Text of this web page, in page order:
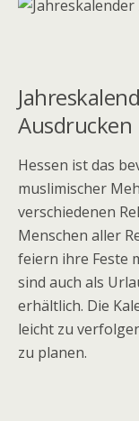
Ausdrucken
Hessen ist das
muslimischer
verschiedenen
Menschen aller
feiern ihre Feste
sind auch als
erhältlich. Die
leicht zu
zu planen.